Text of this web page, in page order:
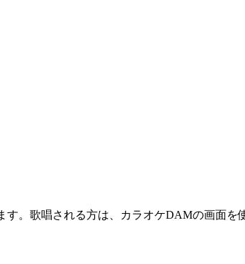
。歌唱される方は、カラオケDAMの画面を